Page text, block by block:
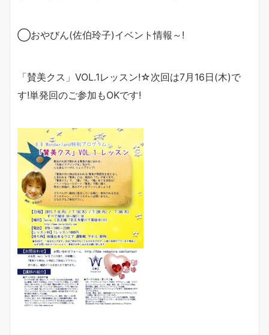
◯おやびん(佐伯玲子)イベント情報～ !
「賛美クス」 VOL.1レッスン!☆次回は7月16日(木)で
す!単発回のご参加もOKです!